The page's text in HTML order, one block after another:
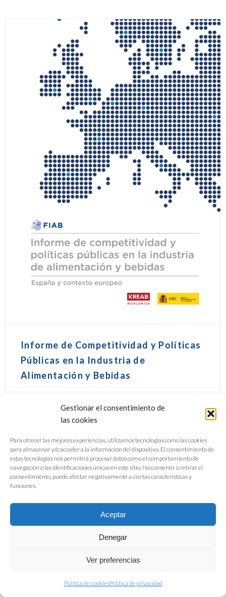
Gestionar el consentimiento de
las cookies
Para ofrecer las mejores experiencias, utilizamos tecnologías como las cookies
para almacenar y/o acceder a la información del dispositivo. El consentimiento de
estas tecnologías nos permitirá procesar datos como el comportamiento de
navegación o las identificaciones únicas en este sitio. No consentir o retirar el
consentimiento, puede afectar negativamente a ciertas características y
funciones.
Aceptar
Denegar
Ver preferencias
Política de cookiesPolítica de privacidad
Informe de Competitividad y Políticas
Públicas en la Industria de
Alimentación y Bebidas
DESCARGAR PDF